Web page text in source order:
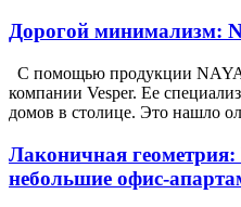
Дорогой минимализм:
С помощью продукции
компании Vesper. Ее
домов в столице. Это нашло
Лаконичная
небольшие офис-